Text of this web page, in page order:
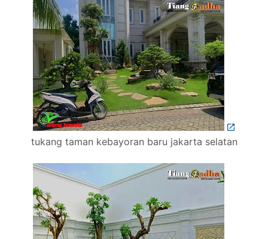
tukang taman kebayoran baru jakarta selatan